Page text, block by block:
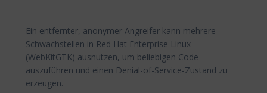
Ein entfernter, anonymer Angreifer kann mehrere
Schwachstellen in Red Hat Enterprise Linux
(WebKitGTK) ausnutzen, um beliebigen Code
auszuführen und einen Denial-of-Service-Zustand zu
erzeugen.